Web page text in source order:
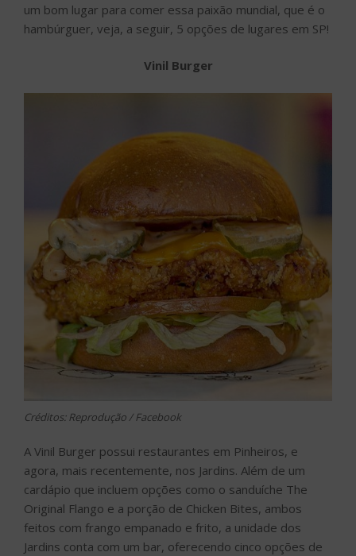
um bom lugar para comer essa paixão mundial, que é o
hambúrguer, veja, a seguir, 5 opções de lugares em SP!
Vinil Burger
Créditos: Reprodução / Facebook
A Vinil Burger possui restaurantes em Pinheiros, e
agora, mais recentemente, nos Jardins. Além de um
cardápio que incluem opções como o sanduíche The
Original Flango e a porção de Chicken Bites, ambos
feitos com frango empanado e frito, a unidade dos
Jardins conta com um bar, oferecendo cinco opções de